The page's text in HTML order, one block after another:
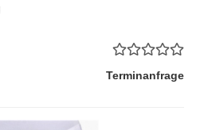
Terminanfrage